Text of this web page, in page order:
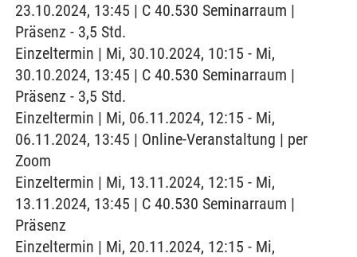
23.10.2024, 13:45 | C 40.530 Seminarraum |
Präsenz - 3,5 Std.
Einzeltermin | Mi, 30.10.2024, 10:15 - Mi,
30.10.2024, 13:45 | C 40.530 Seminarraum |
Präsenz - 3,5 Std.
Einzeltermin | Mi, 06.11.2024, 12:15 - Mi,
06.11.2024, 13:45 | Online-Veranstaltung | per
Zoom
Einzeltermin | Mi, 13.11.2024, 12:15 - Mi,
13.11.2024, 13:45 | C 40.530 Seminarraum |
Präsenz
Einzeltermin | Mi, 20.11.2024, 12:15 - Mi,